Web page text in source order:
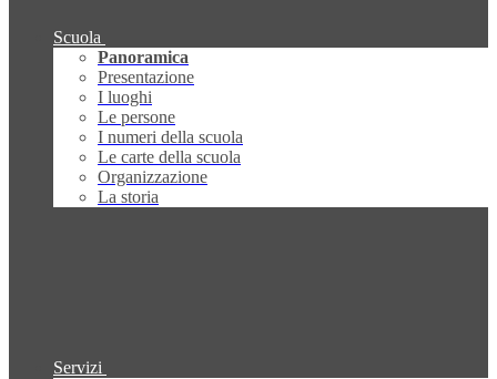
Scuola
Panoramica
Presentazione
I luoghi
Le persone
I numeri della scuola
Le carte della scuola
Organizzazione
La storia
Servizi